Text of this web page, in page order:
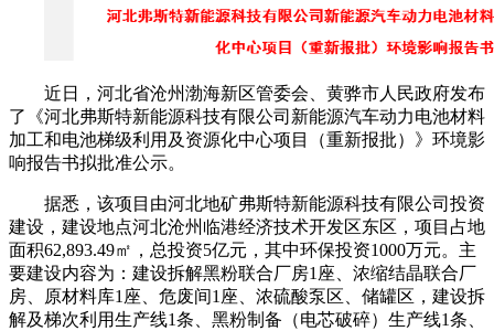
近日，河北省沧州渤海新区管委会、黄骅市人民政府发布
了《河北弗斯特新能源科技有限公司新能源汽车动力电池材料
加工和电池梯级利用及资源化中心项目（重新报批）》环境影
响报告书拟批准公示。
据悉，该项目由河北地矿弗斯特新能源科技有限公司投资
建设，建设地点河北沧州临港经济技术开发区东区，项目占地
面积62,893.49㎡，总投资5亿元，其中环保投资1000万元。主
要建设内容为：建设拆解黑粉联合厂房1座、浓缩结晶联合厂
房、原材料库1座、危废间1座、浓硫酸泵区、储罐区，建设拆
解及梯次利用生产线1条、黑粉制备（电芯破碎）生产线1条、